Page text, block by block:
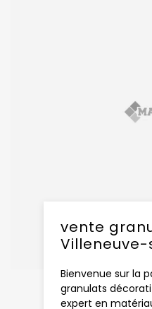
vente
Bienvenue sur la
granulats
expert en